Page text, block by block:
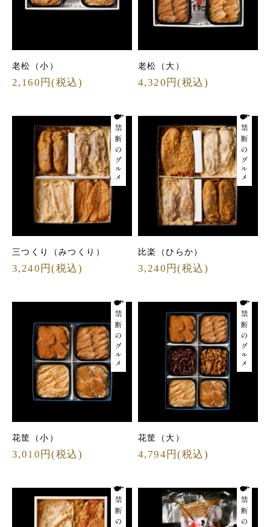
老松（小）
2,160円(税込)
老松（大）
4,320円(税込)
三つくり（みつくり）
3,240円(税込)
比楽（ひらか）
3,240円(税込)
花筐（小）
3,010円(税込)
花筐（大）
4,794円(税込)